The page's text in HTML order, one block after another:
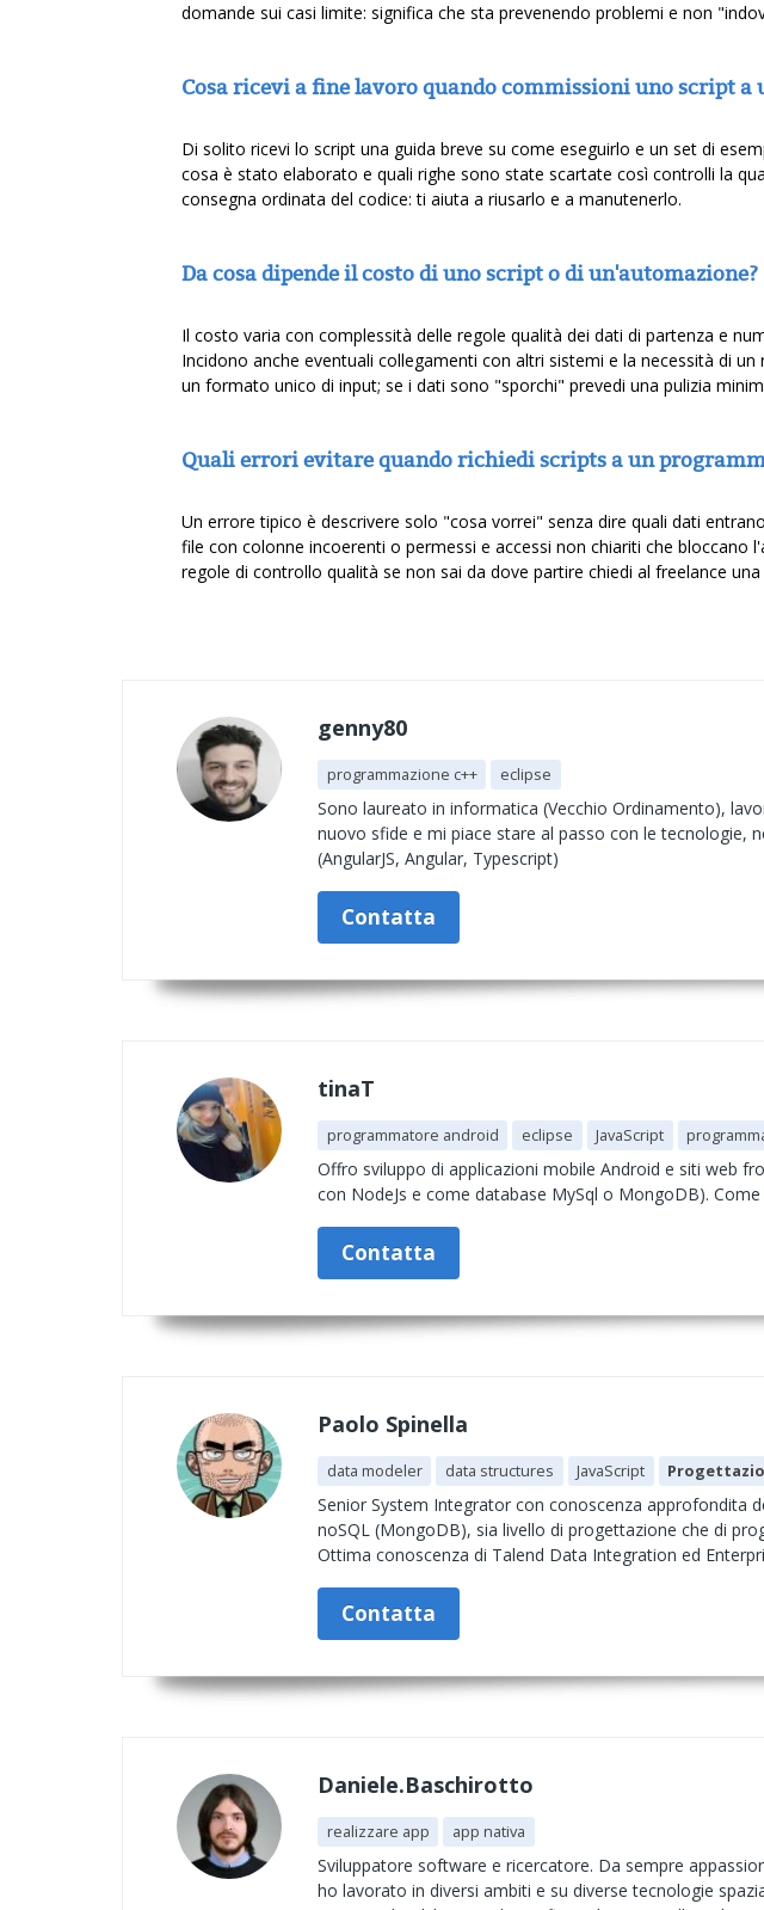
domande sui casi limite: significa che sta prevenendo problemi e non
Cosa ricevi a fine lavoro quando commissioni uno script a
Di solito ricevi lo script una guida breve su come eseguirlo e un set di
cosa è stato elaborato e quali righe sono state scartate così controlli la
consegna ordinata del codice: ti aiuta a riusarlo e a manutenerlo.
Da cosa dipende il costo di uno script o di un'automazione?
Il costo varia con complessità delle regole qualità dei dati di partenza e
Incidono anche eventuali collegamenti con altri sistemi e la necessità di
un formato unico di input; se i dati sono "sporchi" prevedi una pulizia
Quali errori evitare quando richiedi scripts a un
Un errore tipico è descrivere solo "cosa vorrei" senza dire quali dati
file con colonne incoerenti o permessi e accessi non chiariti che bloccano
regole di controllo qualità se non sai da dove partire chiedi al freelance
genny80
programmazione c++ eclipse
Sono laureato in informatica (Vecchio Ordinamento),
nuovo sfide e mi piace stare al passo con le tecnologie,
(AngularJS, Angular, Typescript)
Contatta
tinaT
programmatore android eclipse JavaScript
Offro sviluppo di applicazioni mobile Android e siti web
con NodeJs e come database MySql o MongoDB).
Contatta
Paolo Spinella
data modeler data structures JavaScript
Senior System Integrator con conoscenza approfondita
noSQL (MongoDB), sia livello di progettazione che di
Ottima conoscenza di Talend Data Integration ed
Contatta
Daniele.Baschirotto
realizzare app app nativa
Sviluppatore software e ricercatore. Da sempre
ho lavorato in diversi ambiti e su diverse tecnologie